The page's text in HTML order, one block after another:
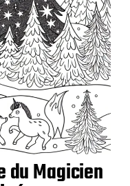
du Magicien